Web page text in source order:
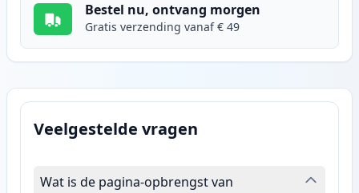
Bestel nu, ontvang morgen
Gratis verzending vanaf € 49
Veelgestelde vragen
Wat is de pagina-opbrengst van